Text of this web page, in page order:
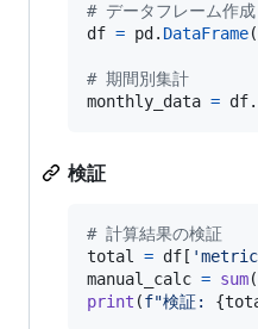
# データフレーム作成
df = pd . DataFrame(
# 期間別集計
monthly_data = df.
検証
# 計算結果の検証
total = df [
manual_calc = sum(
print (f"検証: {